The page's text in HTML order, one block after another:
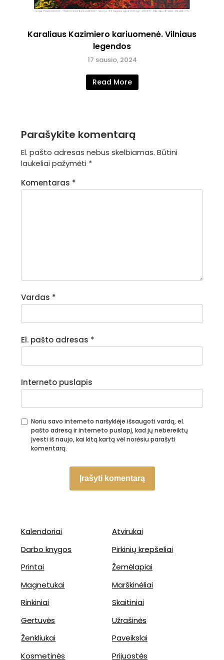
Karaliaus Kazimiero kariuomenė. Vilniaus
legendos
17 sausio, 2024
Read More
Parašykite komentarą
El. pašto adresas nebus skelbiamas. Būtini
laukeliai pažymėti *
Komentaras *
Vardas *
El. pašto adresas *
Interneto puslapis
Noriu savo interneto naršyklėje išsaugoti vardą, el.
pašto adresą ir interneto puslapį, kad jų nebereiktų
įvesti iš naujo, kai kitą kartą vėl norėsiu parašyti
komentarą.
Kalendoriai
Atvirukai
Darbo knygos
Pirkinių krepšeliai
Printai
Žemėlapiai
Magnetukai
Marškinėliai
Rinkiniai
Skaitiniai
Gertuvės
Užrašinės
Ženkliukai
Paveikslai
Kosmetinės
Prijuostės